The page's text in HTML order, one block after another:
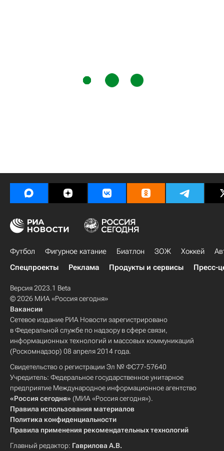
Футбол Фигурное катание Биатлон ЗОЖ Хоккей
Спецпроекты
Реклама Продукты и сервисы Пресс-
Версия 2023.1 Beta
© 2026 МИА «Россия сегодня»
Вакансии
Сетевое издание РИА Новости зарегистрировано
в Федеральной службе по надзору в сфере связи,
информационных технологий и массовых коммуникаций
(Роскомнадзор) 08 апреля 2014 года.
Свидетельство о регистрации Эл № ФС77-57640
Учредитель: Федеральное государственное унитарное
предприятие Международное информационное агентство
«Россия сегодня» (МИА «Россия сегодня»).
Правила использования материалов
Политика конфиденциальности
Правила применения рекомендательных технологий
Главный редактор: Гаврилова А.В.